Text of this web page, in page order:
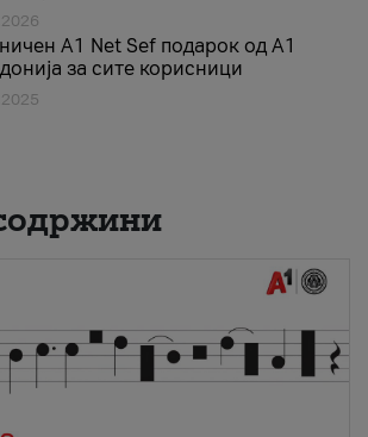
A1 Net Sеf подарок од А1
за сите корисници